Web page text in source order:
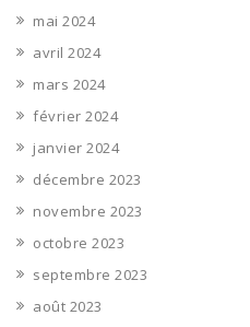
mai 2024
avril 2024
mars 2024
février 2024
janvier 2024
décembre 2023
novembre 2023
octobre 2023
septembre 2023
août 2023